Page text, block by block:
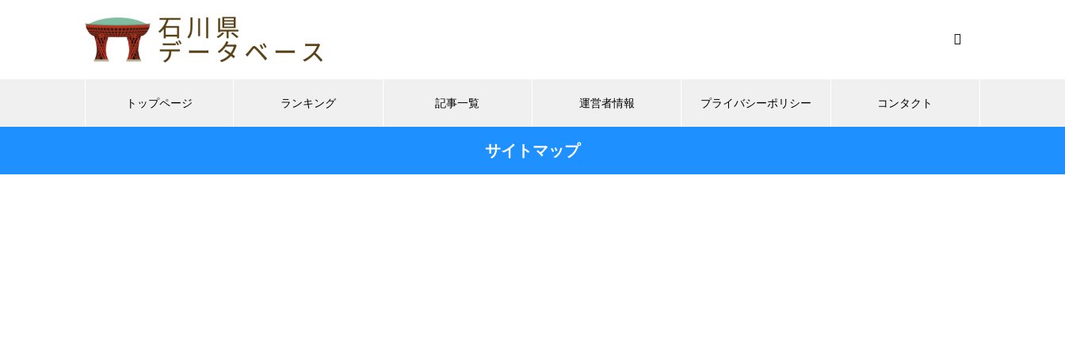
トップページ ランキング 記事一覧 運営者情報 プライバシーポリシー コンタクト
サイトマップ